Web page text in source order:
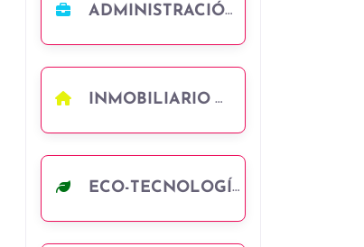
ADMINISTRACIÓN
INMOBILIARIO
ECO-TECNOLOGÍA